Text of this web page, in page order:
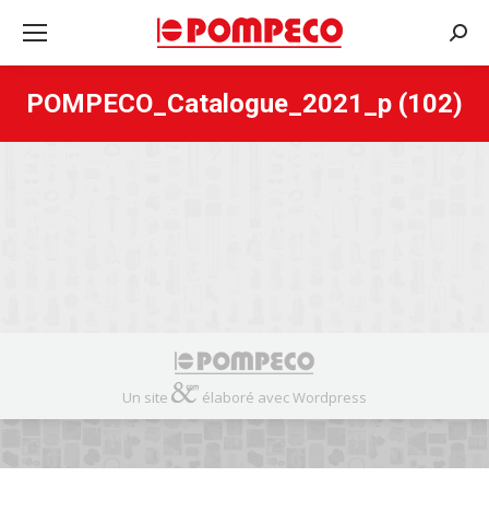
:
POMPECO_Catalogue_2021_p (102)
Un site élaboré avec Wordpress